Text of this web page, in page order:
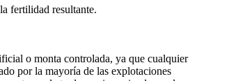
fertilidad resultante.
o monta controlada, ya que cualquier
por la mayoría de las explotaciones